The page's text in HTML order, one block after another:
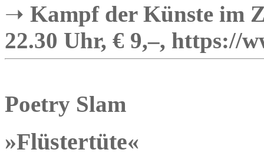
➝ Kampf der Künste im
22.30 Uhr, € 9,–, https://
Poetry Slam
»Flüstertüte«